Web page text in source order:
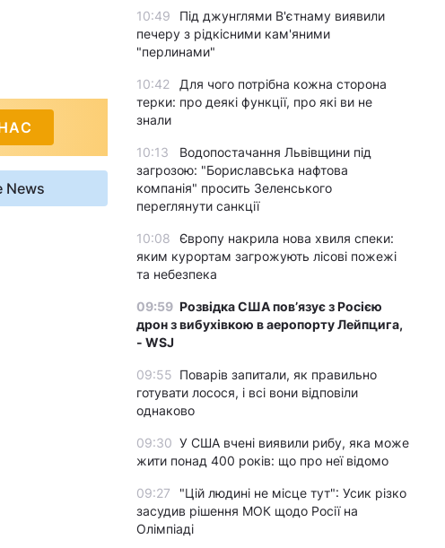
News
10:49
Під джунглями В'єтнаму виявили
печеру з рідкісними кам'яними
"перлинами"
10:42
Для чого потрібна кожна сторона
терки: про деякі функції, про які ви не
знали
10:13
Водопостачання Львівщини під
загрозою: "Бориславська нафтова
компанія" просить Зеленського
переглянути санкції
10:08
Європу накрила нова хвиля спеки:
яким курортам загрожують лісові пожежі
та небезпека
09:59 Розвідка США пов’язує з Росією
дрон з вибухівкою в аеропорту Лейпцига,
- WSJ
09:55 Поварів запитали, як правильно
готувати лосося, і всі вони відповіли
однаково
09:30 У США вчені виявили рибу, яка може
жити понад 400 років: що про неї відомо
09:27
"Цій людині не місце тут": Усик різко
засудив рішення МОК щодо Росії на
Олімпіаді